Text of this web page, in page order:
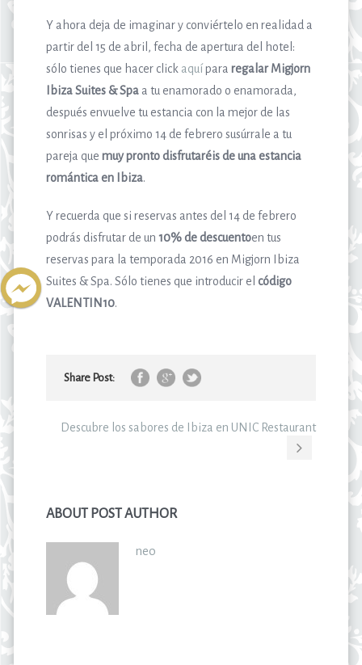
Y ahora deja de imaginar y conviértelo en realidad a
partir del 15 de abril, fecha de apertura del hotel:
sólo tienes que hacer click aquípara regalar Migjorn
Ibiza Suites & Spa a tu enamorado o enamorada,
después envuelve tu estancia con la mejor de las
sonrisas y el próximo 14 de febrero susúrrale a tu
pareja quemuy pronto disfrutaréis de una estancia
romántica en Ibiza.
Y recuerda que si reservas antes del 14 de febrero
podrás disfrutar de un10% de descuentoen tus
reservas para la temporada 2016 en Migjorn Ibiza
Suites & Spa. Sólo tienes que introducir el código
VALENTIN10.
Share Post:
Descubre los sabores de Ibiza en UNIC Restaurant
ABOUT POST AUTHOR
neo